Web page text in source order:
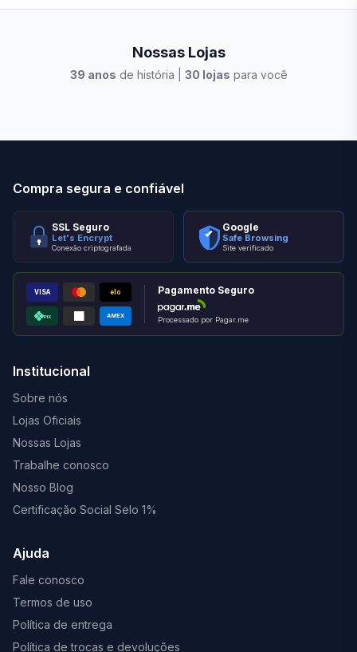
Nossas Lojas
39 anos de história | 30 lojas para você
Compra segura e confiável
SSL Seguro
Let's Encrypt
Conexão criptografada
Google
Safe Browsing
Site verificado
VISA elo
PIX AMEX
Pagamento Seguro
Processado por Pagar.me
Institucional
Sobre nós
Lojas Oficiais
Nossas Lojas
Trabalhe conosco
Nosso Blog
Certificação Social Selo 1%
Ajuda
Fale conosco
Termos de uso
Política de entrega
Política de trocas e devoluções